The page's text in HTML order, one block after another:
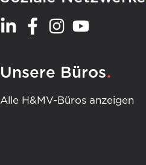
Unsere Büros.
Alle H&MV-Büros anzeigen